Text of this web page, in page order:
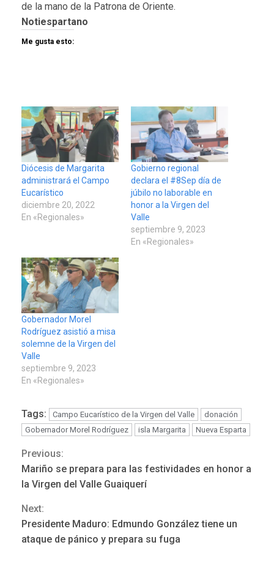
de la mano de la Patrona de Oriente.
Notiespartano
Me gusta esto:
Diócesis de Margarita
administrará el Campo
Eucarístico
diciembre 20, 2022
En «Regionales»
Gobierno regional
declara el #8Sep día de
júbilo no laborable en
honor a la Virgen del
Valle
septiembre 9, 2023
En «Regionales»
Gobernador Morel
Rodríguez asistió a misa
solemne de la Virgen del
Valle
septiembre 9, 2023
En «Regionales»
Tags: Campo Eucarístico de la Virgen del Valle
donación
Gobernador Morel Rodríguez
isla Margarita Nueva Esparta
Continue
Reading
Previous:
Mariño se prepara para las festividades en honor a
la Virgen del Valle Guaiquerí
Next:
Presidente Maduro: Edmundo González tiene un
ataque de pánico y prepara su fuga
ÚLTIMA HORA
Hutíes de Yemen dicen que